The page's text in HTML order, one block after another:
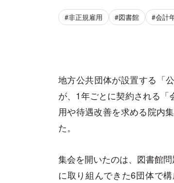
#非正規雇用 #図書館 #会計
地方公共団体が設置する「
が、1年ごとに契約される
用や待遇改善を求める院内
た。
集会を開いたのは、図書館
に取り組んできた6団体で